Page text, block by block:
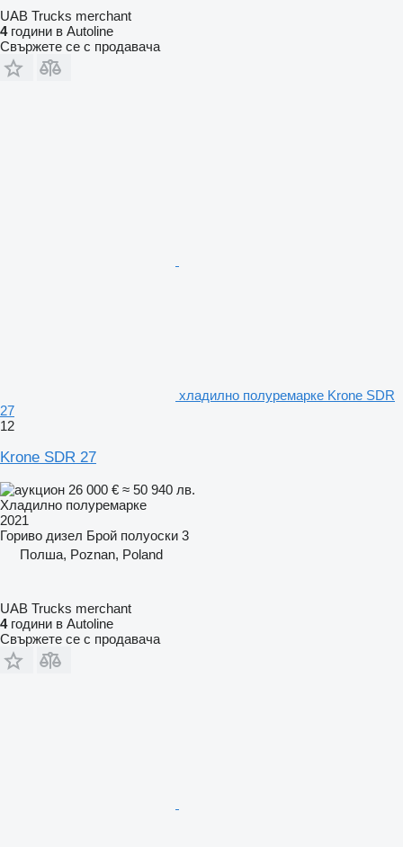
UAB Trucks merchant
4години в Autoline
Свържете се с продавача
хладилно полуремарке Krone SDR
27
12
Krone SDR 27
26 000 € ≈ 50 940 лв.
Хладилно полуремарке
2021
Гориво дизел Брой полуоски 3
Полша, Poznan, Poland
UAB Trucks merchant
4години в Autoline
Свържете се с продавача